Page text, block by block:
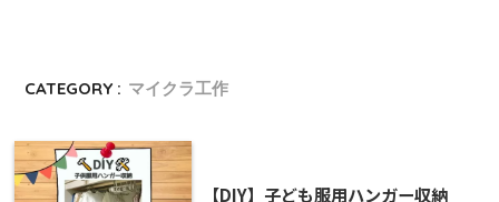
CATEGORY : マイクラ工作
【DIY】子ども服用ハンガー収納